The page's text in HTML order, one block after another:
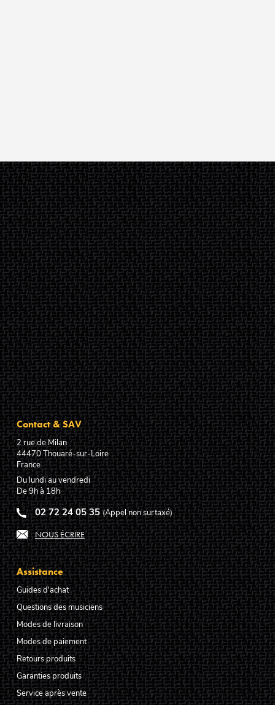
Contact & SAV
2 rue de Milan
44470Thouaré-sur-Loire
France
Du lundi au vendredi
De 9h à 18h
02 72 24 05 35 (Appel non surtaxé)
NOUS ÉCRIRE
Assistance
Guides d'achat
Questions des musiciens
Modes de livraison
Modes de paiement
Retours produits
Garanties produits
Service après vente